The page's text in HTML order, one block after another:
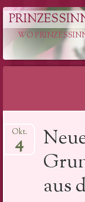
WO
zum
Inhalt
aus
Okt.
4